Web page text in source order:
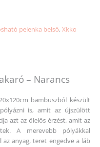
pelenka belső,Xkko
– Narancs
bambuszból készült
is, amit az újszülött
azt az ölelős érzést, amit az
A merevebb pólyákkal
anyag, teret engedve a láb